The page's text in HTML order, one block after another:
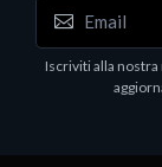
2280 -
nero
Iscriviti alla